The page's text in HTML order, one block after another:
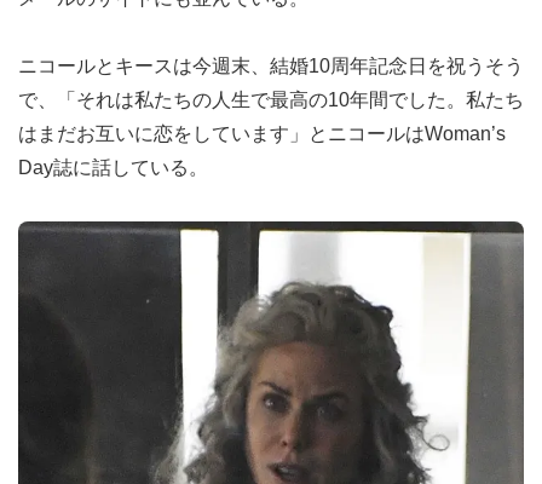
ニコールとキースは今週末、結婚10周年記念日を祝うそう
で、「それは私たちの人生で最高の10年間でした。私たち
はまだお互いに恋をしています」とニコールはWoman’s
Day誌に話している。